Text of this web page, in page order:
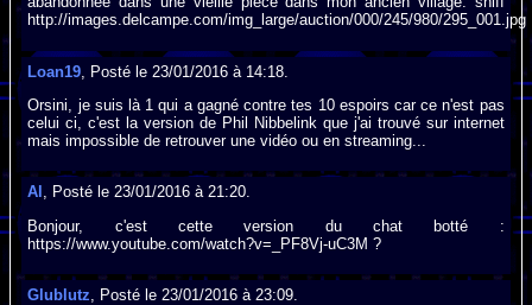
http://images.delcampe.com/img_large/auction/000/245/980/295_001.jpg
Loan19 , Posté le 23/01/2016 à 14:18.
Orsini, je suis là 1 qui a gagné contre tes 10 espoirs car ce n'est pas
celui ci, c'est la version de Phil Nibbelink que j'ai trouvé sur internet
mais impossible de retrouver une vidéo ou en streaming...
Al , Posté le 23/01/2016 à 21:20.
Bonjour, c'est cette version du chat botté :
https://www.youtube.com/watch?v=_PF8Vj-uC3M ?
Glublutz , Posté le 23/01/2016 à 23:09.